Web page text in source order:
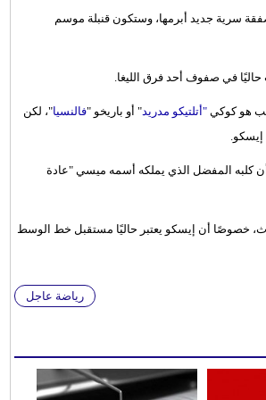
سرية جديد أبرمها، وستكون قنبلة موسم
في صفوف أحد فرق الليغا.
هو كوكي "أتلتيكو مدريد" أو باريخو "فالنسيا"، لكن
إيسكو.
أن كلبه المفضل الذي يملكه أسمه ميسي "عادة
خصوصًا أن إيسكو يعتبر حاليًا مستقبل خط الوسط
رياضة عاجل